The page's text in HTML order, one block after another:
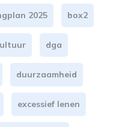
2025 box2
dga
duurzaamheid
excessief lenen